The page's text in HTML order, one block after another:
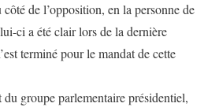
de l’opposition, en la personne de
ci a été clair lors de la dernière
terminé pour le mandat de cette
groupe parlementaire présidentiel,